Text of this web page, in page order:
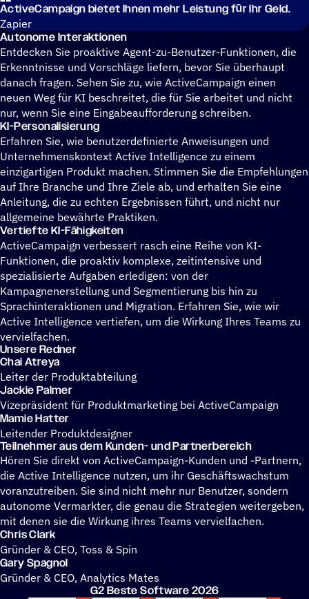
ActiveCampaign bietet Ihnen mehr Leistung für Ihr Geld.
Zapier
Auto­nome Interaktionen
Entdecken Sie proaktive Agent-zu-Benutzer-Funktionen, die
Erkenntnisse und Vorschläge liefern, bevor Sie überhaupt
danach fragen. Sehen Sie zu, wie ActiveCampaign einen
neuen Weg für KI beschreitet, die für Sie arbeitet und nicht
nur, wenn Sie eine Eingabeaufforderung schreiben.
KI-Perso­na­li­sie­rung
Erfahren Sie, wie benutzerdefinierte Anweisungen und
Unternehmenskontext Active Intelligence zu einem
einzigartigen Produkt machen. Stimmen Sie die Empfehlungen
auf Ihre Branche und Ihre Ziele ab, und erhalten Sie eine
Anleitung, die zu echten Ergebnissen führt, und nicht nur
allgemeine bewährte Praktiken.
Vertiefte KI-Fähig­kei­ten
ActiveCampaign verbessert rasch eine Reihe von KI-
Funktionen, die proaktiv komplexe, zeitintensive und
spezialisierte Aufgaben erledigen: von der
Kampagnenerstellung und Segmentierung bis hin zu
Sprachinteraktionen und Migration. Erfahren Sie, wie wir
Active Intelligence vertiefen, um die Wirkung Ihres Teams zu
vervielfachen.
Unsere Redner
Chai Atreya
Leiter der Produktabteilung
Jackie Palmer
Vizepräsident für Produktmarketing bei ActiveCampaign
Mamie Hatter
Leitender Produktdesigner
Teil­neh­mer aus dem Kunden- und Partnerbereich
Hören Sie direkt von ActiveCampaign-Kunden und -Partnern,
die Active Intelligence nutzen, um ihr Geschäftswachstum
voranzutreiben. Sie sind nicht mehr nur Benutzer, sondern
autonome Vermarkter, die genau die Strategien weitergeben,
mit denen sie die Wirkung ihres Teams vervielfachen.
Chris Clark
Gründer & CEO, Toss & Spin
Gary Spagnol
Gründer & CEO, Analytics Mates
G2 Beste Software 2026